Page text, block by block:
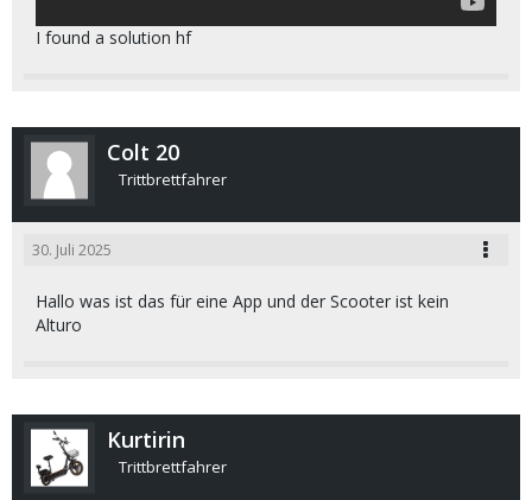
I found a solution hf
Colt 20
Trittbrettfahrer
30. Juli 2025
Hallo was ist das für eine App und der Scooter ist kein
Alturo
Kurtirin
Trittbrettfahrer